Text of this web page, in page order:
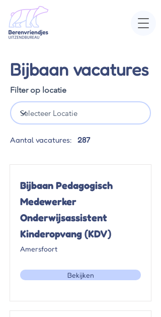
Bijbaan vacatures
Filter op locatie
Aantal vacatures: 287
Bijbaan Pedagogisch
Medewerker
Onderwijsassistent
Kinderopvang (KDV)
Amersfoort
Bekijken